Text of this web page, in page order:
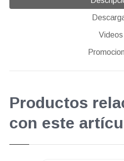
Videos
Productos
con este